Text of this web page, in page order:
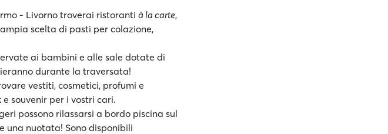
- Livorno troverai ristoranti à la carte,
scelta di pasti per colazione,
ai bambini e alle sale dotate di
durante la traversata!
vestiti, cosmetici, profumi e
souvenir per i vostri cari.
possono rilassarsi a bordo piscina sul
una nuotata! Sono disponibili